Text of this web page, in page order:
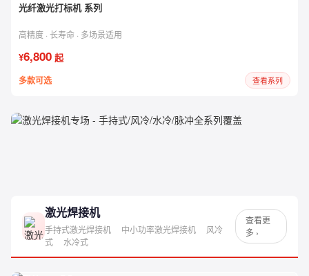
光纤激光打标机 系列
高精度 · 长寿命 · 多场景适用
¥6,800 起
多款可选 查看系列
激光焊接机
手持式激光焊接机 中小功率激光焊接机
风冷
式
水冷式
查看更
多 ›